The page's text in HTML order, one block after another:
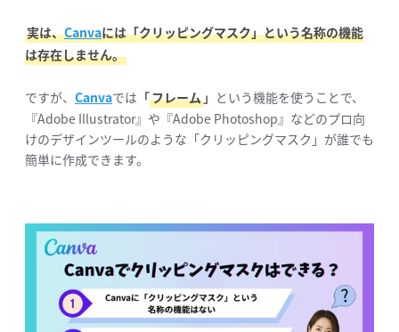
実は、Canvaには「クリッピングマスク」という名称の機能
は存在しません。
ですが、 Canvaでは 「フレーム 」 という機能を使うことで、
『Adobe Illustrator』や『Adobe Photoshop』などのプロ向
けのデザインツールのような「クリッピングマスク」が誰でも
簡単に作成できます。